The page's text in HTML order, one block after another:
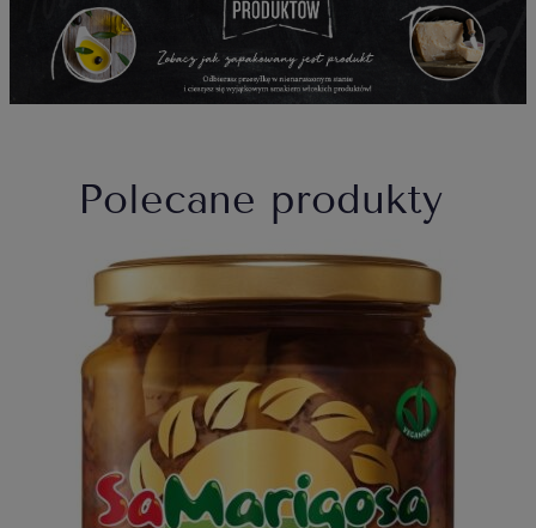
Polecane produkty